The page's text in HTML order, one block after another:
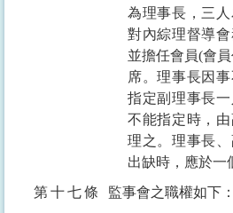
為理事長，三
對內綜理督導會
並擔任會員(會
席。理事長因
指定副理事長
不能指定時，
理之。理事長
出缺時，應於一
第十七條
監事會之職權如下：